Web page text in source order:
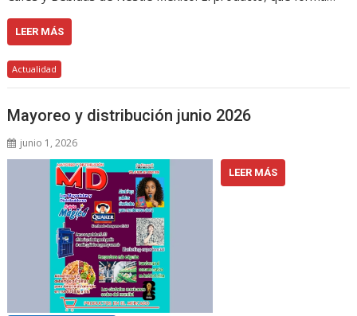
LEER MÁS
Actualidad
Mayoreo y distribución junio 2026
junio 1, 2026
LEER MÁS